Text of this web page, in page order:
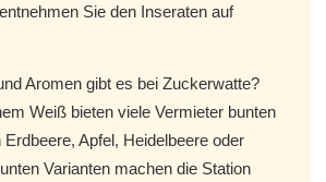
Sie den Inseraten auf
Aromen gibt es bei Zuckerwatte?
Weiß bieten viele Vermieter bunten
Apfel, Heidelbeere oder
Varianten machen die Station